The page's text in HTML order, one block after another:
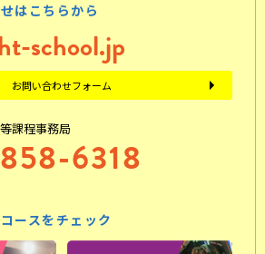
はこちらから
school.jp
お問い合わせフォーム
課程事務局
6318
ースをチェック